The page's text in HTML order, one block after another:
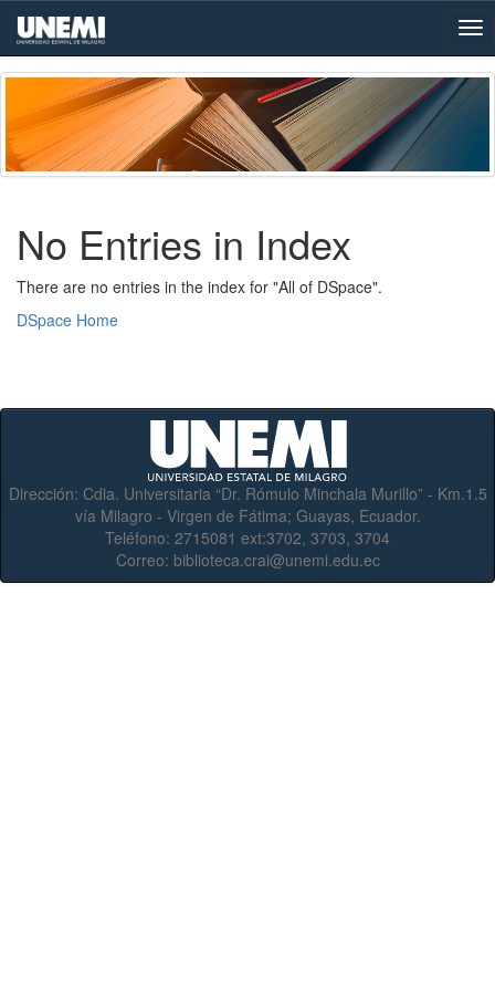
Skip
navigation
No Entries in Index
There are no entries in the index for "All of DSpace".
DSpace Home
Dirección: Cdla. Universitaria “Dr. Rómulo Minchala Murillo” - Km.1.5
vía Milagro - Virgen de Fátima; Guayas, Ecuador.
Teléfono: 2715081 ext:3702, 3703, 3704
Correo: biblioteca.crai@unemi.edu.ec